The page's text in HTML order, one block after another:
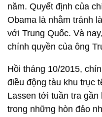
năm. Quyết định của
Obama là nhằm tránh
với Trung Quốc. Và
chính quyền của ông
Hồi tháng 10/2015,
điều động tàu khu trục
Lassen tới tuần tra
trong những hòn đảo